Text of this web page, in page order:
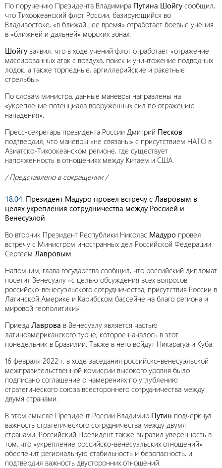
По поручению Президента Владимира Путина Шойгу сообщил,
что Тихоокеанский флот России, базирующийся во
Владивостоке, «в ближайшее время» отработает боевые учения
в «ближней и дальней» морских зонах.
Шойгу заявил, что в ходе учений флот отработает «отражение
массированных атак с воздуха, поиск и уничтожение подводных
лодок, а также торпедные, артиллерийские и ракетные
стрельбы».
По словам министра, данные маневры направлены на
«укрепление потенциала вооруженных сил по отражению
нападения».
Пресс-секретарь президента России Дмитрий Песков
подтвердил, что маневры «не связаны» с присутствием НАТО в
Азиатско-Тихоокеанском регионе, где существует
напряженность в отношениях между Китаем и США.
/ Представлено в сокращении /
18.04. Президент Мадуро провел встречу с Лавровым в
целях укрепления сотрудничества между Россией и
Венесуэлой
Во вторник Президент Республики Николас Мадуро провел
встречу с Министром иностранных дел Российской Федерации
Сергеем Лавровым.
Напомним, глава государства сообщил, что российский дипломат
посетит Венесуэлу «с целью обсуждения всех вопросов
российско-венесуэльского сотрудничества, присутствия России в
Латинской Америке и Карибском бассейне на благо региона и
мировой геополитики».
Приезд Лаврова в Венесуэлу является частью
латиноамериканского турне, которое началось в этот
понедельник в Бразилии. Также в него войдут Никарагуа и Куба.
16 февраля 2022 г. в ходе заседания российско-венесуэльской
межправительственной комиссии высокого уровня было
подписано соглашение о намерениях по углублению
стратегического союза всестороннего сотрудничества между
двумя странами.
В этом смысле Президент России Владимир Путин подчеркнул
важность стратегического сотрудничества между двумя
странами. Российский Президент также выразил уверенность в
том, что «укрепление российско-венесуэльских отношений»
обеспечит региональную стабильность и безопасность, и
подтвердил важность двусторонних отношений.